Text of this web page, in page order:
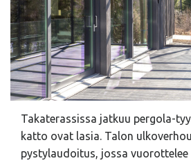
Takaterassissa jatkuu pergola-
katto ovat lasia. Talon
pystylaudoitus, jossa vuorottelee